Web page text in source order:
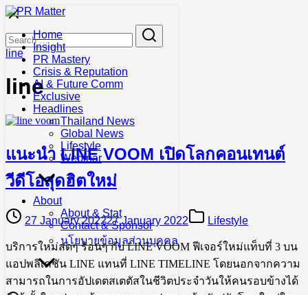
Skip
contentHome
Insight
PR Mastery
Crisis & Reputation
AI & Future Comm
Exclusive
Headlines
Thailand News
Global News
Lifestyle
Webinar
About
About & Stat
Contact & Sponsor
นโยบายข้อมูลส่วนบุคคล
Search
for:
line
line
แนะนำ LINE VOOM เปิดโลกคอนเทนต์
วีดีโอสุดฮิตใหม่
27 January 202227 January 2022 Lifestyle
บริการใหม่สดๆ ร้อนๆ กับ LINE VOOM ฟีเจอร์ใหม่แท็บที่ 3 บน
แอปพลิเคชัน LINE แทนที่ LINE TIMELINE โดยนอกจากความ
สามารถในการอัปเดตสเตตัสในชีวิตประจำวันให้คนรอบข้างได้